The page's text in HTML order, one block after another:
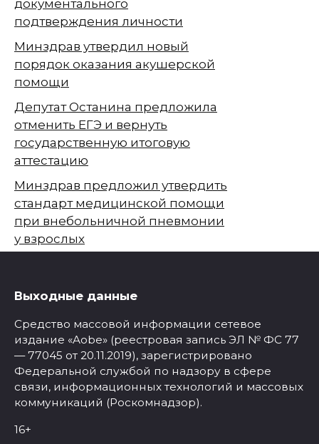
документального
подтверждения личности
Минздрав утвердил новый
порядок оказания акушерской
помощи
Депутат Останина предложила
отменить ЕГЭ и вернуть
государственную итоговую
аттестацию
Минздрав предложил утвердить
стандарт медицинской помощи
при внебольничной пневмонии
у взрослых
Выходные данные
Средство массовой информации сетевое
издание «Aobe» (реестровая запись ЭЛ № ФС 77
— 77045 от 20.11.2019), зарегистрировано
Федеральной службой по надзору в сфере
связи, информационных технологий и массовых
коммуникаций (Роскомнадзор).
16+